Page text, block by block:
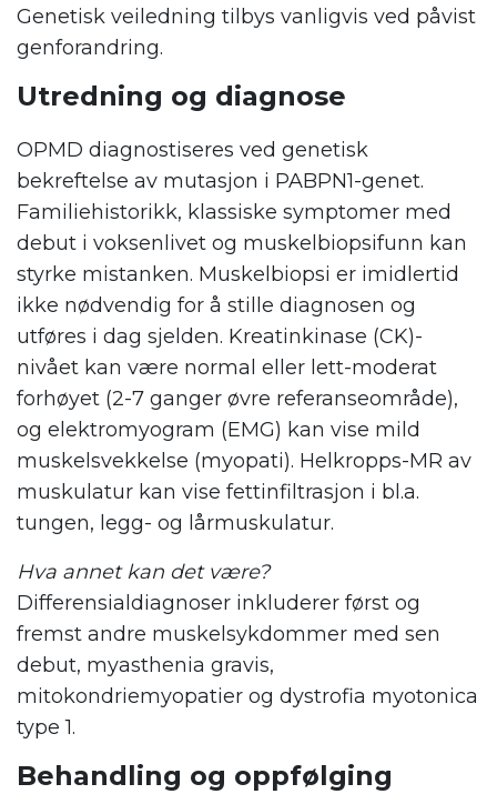
Genetisk veiledning tilbys vanligvis ved påvist
genforandring.
Utredning og diagnose
OPMD diagnostiseres ved genetisk
bekreftelse av mutasjon i PABPN1-genet.
Familiehistorikk, klassiske symptomer med
debut i voksenlivet og muskelbiopsifunn kan
styrke mistanken. Muskelbiopsi er imidlertid
ikke nødvendig for å stille diagnosen og
utføres i dag sjelden. Kreatinkinase (CK)-
nivået kan være normal eller lett-moderat
forhøyet (2-7 ganger øvre referanseområde),
og elektromyogram (EMG) kan vise mild
muskelsvekkelse (myopati). Helkropps-MR av
muskulatur kan vise fettinfiltrasjon i bl.a.
tungen, legg- og lårmuskulatur.
Hva annet kan det være?
Differensialdiagnoser inkluderer først og
fremst andre muskelsykdommer med sen
debut, myasthenia gravis,
mitokondriemyopatier og dystrofia myotonica
type 1.
Behandling og oppfølging